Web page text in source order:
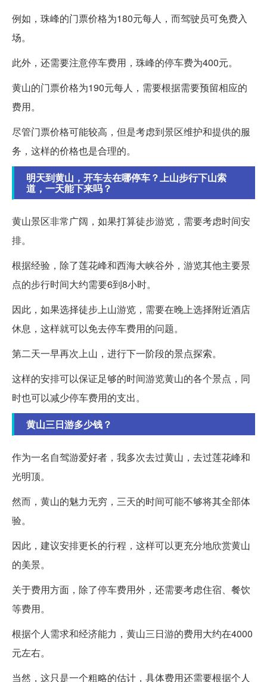
例如，珠峰的门票价格为180元每人，而驾驶员可免费入
场。
此外，还需要注意停车费用，珠峰的停车费为400元。
黄山的门票价格为190元每人，需要根据需要预留相应的
费用。
尽管门票价格可能较高，但是考虑到景区维护和提供的服
务，这样的价格也是合理的。
明天到黄山，开车去在哪停车？上山步行下山索
道，一天能下来吗？
黄山景区非常广阔，如果打算徒步游览，需要考虑时间安
排。
根据经验，除了莲花峰和西海大峡谷外，游览其他主要景
点的步行时间大约需要6到8小时。
因此，如果选择徒步上山游览，需要在晚上选择附近酒店
休息，这样就可以免去停车费用的问题。
第二天一早再次上山，进行下一阶段的景点探索。
这样的安排可以保证足够的时间游览黄山的各个景点，同
时也可以减少停车费用的支出。
黄山三日游多少钱？
作为一名自驾游爱好者，我多次去过黄山，去过莲花峰和
光明顶。
然而，黄山的魅力无穷，三天的时间可能不够将其全部体
验。
因此，建议安排更长的行程，这样可以更充分地欣赏黄山
的美景。
关于费用方面，除了停车费用外，还需要考虑住宿、餐饮
等费用。
根据个人需求和经济能力，黄山三日游的费用大约在4000
元左右。
当然，这只是一个粗略的估计，具体费用还需要根据个人